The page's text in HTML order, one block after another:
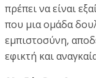
πρέπει να είναι
που μια ομάδα
εμπιστοσύνη,
εφικτή και